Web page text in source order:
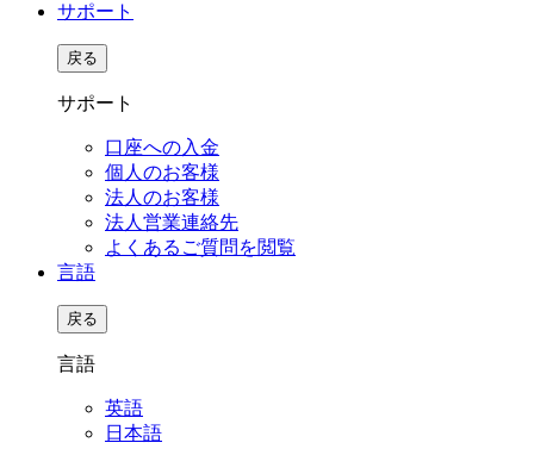
サポート
戻る
サポート
口座への入金
個人のお客様
法人のお客様
法人営業連絡先
よくあるご質問を閲覧
言語
戻る
言語
英語
日本語